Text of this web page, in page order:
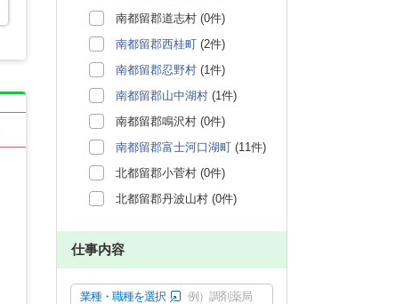
南都留郡道志村 (0件)
南都留郡西桂町 (2件)
南都留郡忍野村 (1件)
南都留郡山中湖村 (1件)
南都留郡鳴沢村 (0件)
南都留郡富士河口湖町 (11件)
北都留郡小菅村 (0件)
北都留郡丹波山村 (0件)
仕事内容
業種・職種を選択 例）調剤薬局